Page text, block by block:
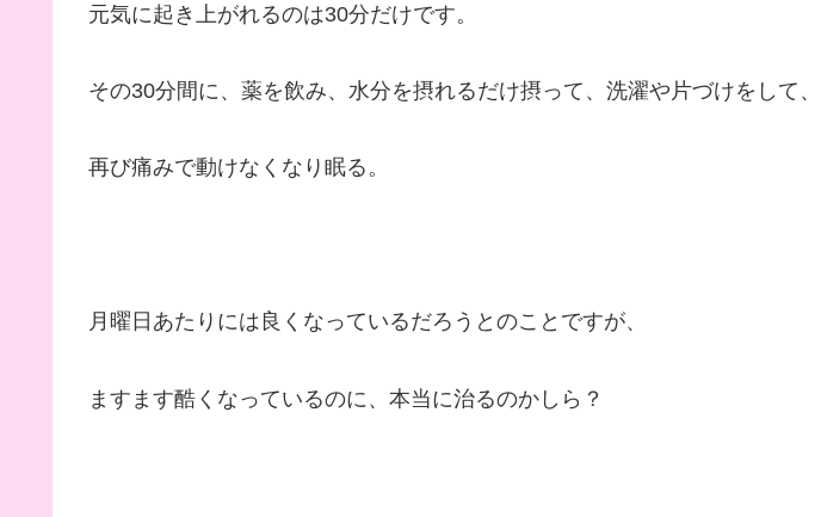
元気に起き上がれるのは30分だけです。
その30分間に、薬を飲み、水分を摂れるだけ摂って、洗濯や片づけをして、
再び痛みで動けなくなり眠る。
月曜日あたりには良くなっているだろうとのことですが、
ますます酷くなっているのに、本当に治るのかしら？